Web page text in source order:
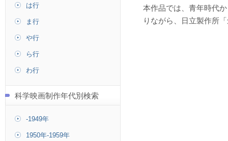
本作品では、青年時代
りながら、日立製作所
は行
ま行
や行
ら行
わ行
科学映画制作年代別検索
-1949年
1950年-1959年